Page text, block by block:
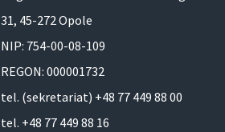
31, 45-272 Opole
NIP: 754-00-08-109
REGON: 000001732
tel. (sekretariat) +48 77 449 88 00
tel. +48 77 449 88 16